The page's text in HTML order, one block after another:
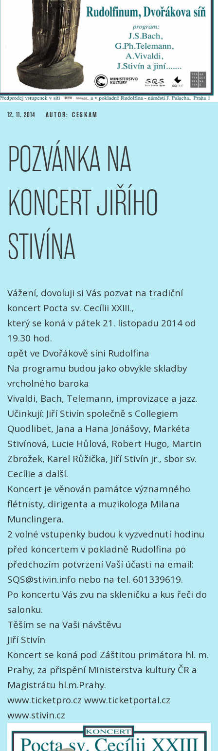
PUBLIKOVÁNO
12. 11. 2014 AUTOR: CESKAM
POZVÁNKA NA
KONCERT JIŘÍHO
STIVÍNA
Vážení, dovoluji si Vás pozvat na tradiční
koncert Pocta sv. Cecílii XXIII.,
který se koná v pátek 21. listopadu 2014 od
19.30 hod.
opět ve Dvořákově síni Rudolfina
Na programu budou jako obvykle skladby
vrcholného baroka
Vivaldi, Bach, Telemann, improvizace a jazz.
Učinkují: Jiří Stivín společně s Collegiem
Quodlibet, Jana a Hana Jonášovy, Markéta
Stivínová, Lucie Hůlová, Robert Hugo, Martin
Zbrožek, Karel Růžička, Jiří Stivín jr., sbor sv.
Cecílie a další.
Koncert je věnován památce významného
flétnisty, dirigenta a muzikologa Milana
Munclingera.
2 volné vstupenky budou k vyzvednutí hodinu
před koncertem v pokladně Rudolfina po
předchozím potvrzení Vaší účasti na email:
SQS@stivin.info nebo na tel. 601339619.
Po koncertu Vás zvu na skleničku a kus řeči do
salonku.
Těším se na Vaši návštěvu
Jiří Stivín
Koncert se koná pod Záštitou primátora hl. m.
Prahy, za přispění Ministerstva kultury ČR a
Magistrátu hl.m.Prahy.
www.ticketpro.cz www.ticketportal.cz
www.stivin.cz